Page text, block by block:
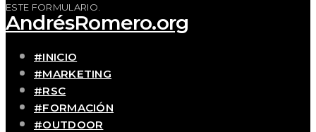
ESTE FORMULARIO.
AndrésRomero.org
#INICIO
#MARKETING
#RSC
#FORMACIÓN
#OUTDOOR